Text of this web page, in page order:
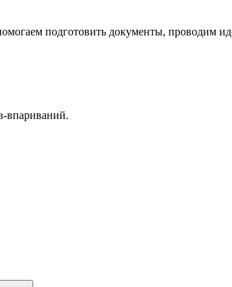
подготовить документы, проводим
впариваний.